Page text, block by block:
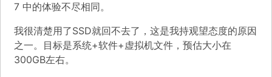
7 中的体验不尽相同。
我很清楚用了SSD就回不去了，这是我持观望态度的原因
之一。目标是系统+软件+虚拟机文件，预估大小在
300GB左右。